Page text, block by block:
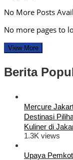
No More Posts
No more pages to
View More
Berita
Mercure
Destinasi
Kuliner di
1.3K views
Upaya